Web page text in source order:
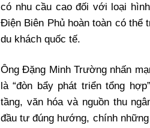
có nhu cầu cao đối với loại
Điện Biên Phủ hoàn toàn có thể
du khách quốc tế.
Ông Đặng Minh Trường nhấn
là “đòn bẩy phát triển tổng
tầng, văn hóa và nguồn thu
đầu tư đúng hướng, chính